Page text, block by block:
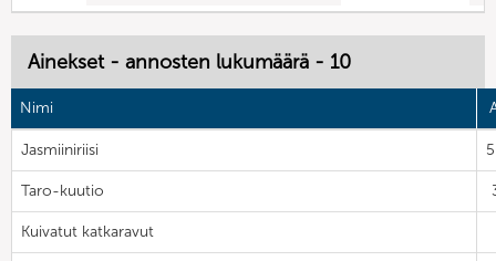
Ainekset - annosten lukumäärä - 10
Nimi
Jasmiiniriisi
Taro-kuutio
Kuivatut katkaravut